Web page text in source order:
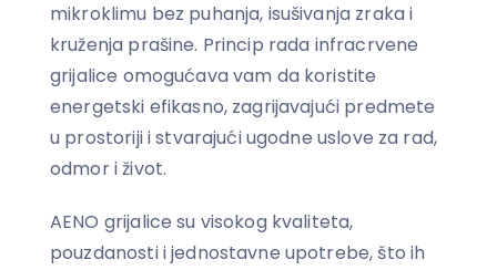
mikroklimu bez puhanja, isušivanja zraka i
kruženja prašine. Princip rada infracrvene
grijalice omogućava vam da koristite
energetski efikasno, zagrijavajući predmete
u prostoriji i stvarajući ugodne uslove za rad,
odmor i život.
AENO grijalice su visokog kvaliteta,
pouzdanosti i jednostavne upotrebe, što ih